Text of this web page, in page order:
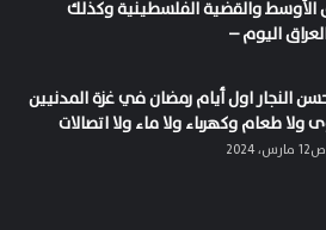
الأوسط والقضية الفلسطينية وكذلك
اليوم –
النجار اول أيام رمضان في غزة المدنيين
ولا طعام وكهرباء ولا ماء ولا اتصالات